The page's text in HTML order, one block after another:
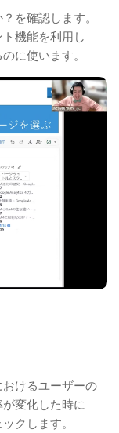
を確認します。
機能を利用し
に使います。
けるユーザーの
変化した時に
クします。